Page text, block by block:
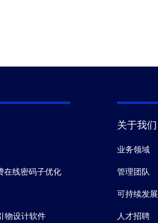
线密码子优化
物设计软件
关于我们
业务领域
管理团队
可持续发展
人才招聘